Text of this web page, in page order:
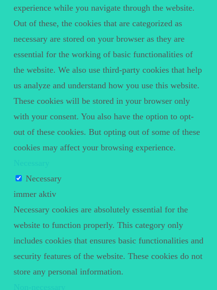
experience while you navigate through the website.
Out of these, the cookies that are categorized as
necessary are stored on your browser as they are
essential for the working of basic functionalities of
the website. We also use third-party cookies that help
us analyze and understand how you use this website.
These cookies will be stored in your browser only
with your consent. You also have the option to opt-
out of these cookies. But opting out of some of these
cookies may affect your browsing experience.
Necessary
immer aktiv
Necessary cookies are absolutely essential for the
website to function properly. This category only
includes cookies that ensures basic functionalities and
security features of the website. These cookies do not
store any personal information.